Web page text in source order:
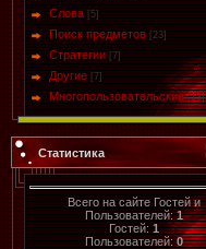
Слова [5]
Поиск предметов [23]
Стратегии [7]
Другие [7]
Многопользовательские [13]
Статистика
Всего на сайте Гостей и
Пользователей:1
Гостей:1
Пользователей:0